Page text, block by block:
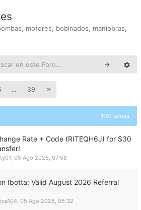
motores, bobinados, maniobras,
… 39
1151 temas
Rate + Code (RITEQH6J) for $30
, 05 Ago 2026, 07:58
Ibotta: Valid August 2026 Referral
, 05 Ago 2026, 05:32